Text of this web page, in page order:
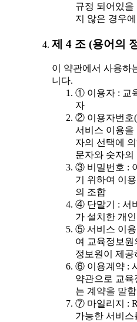
규정 되어있을
지 않은 경우
제 4 조 (용어의
이 약관에서 사용하
니다.
① 이용자 : 교
자
② 이용자번호
서비스 이용을
자의 선택에
문자와 숫자의
③ 비밀번호 :
기 위하여 이
의 조합
④ 단말기 : 서
가 설치한 개
⑤ 서비스 이용
여 교육정보
정보원이 제공
⑥ 이용계약 :
약관으로 교
는 계약을 말함
⑦ 마일리지 :
가능한 서비스